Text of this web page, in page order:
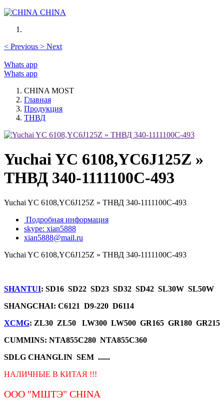
CHINA
< Previous > Next
Whats app
Whats app
CHINA MOST
Главная
Продукция
ТНВД
Yuchai YC 6108,YC6J125Z »
ТНВД 340-1111100С-493
Yuchai YC 6108,YC6J125Z » ТНВД 340-1111100С-493
Подробная информация
skype: xian5888
xian5888@mail.ru
Yuchai YC 6108,YC6J125Z » ТНВД 340-1111100С-493
SHANTUI: SD16 SD22 SD23 SD32 SD42 SL30W SL50W
SHANGCHAI: C6121 D9-220 D6114
XCMG: ZL30 ZL50 LW300 LW500 GR165 GR180 GR215
CUMMINS: NTA855C280 NTA855C360
SDLG CHANGLIN SEM ......
НАЛИЧНЫЕ В КИТАЯ !!!
ООО "МШТЭ" CHINA